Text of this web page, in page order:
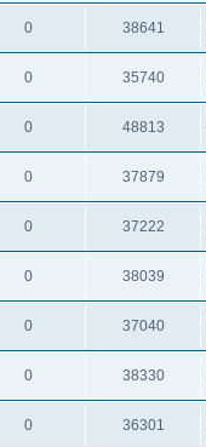
0 38641
0 35740
0 48813
0 37879
0 37222
0 38039
0 37040
0 38330
0 36301